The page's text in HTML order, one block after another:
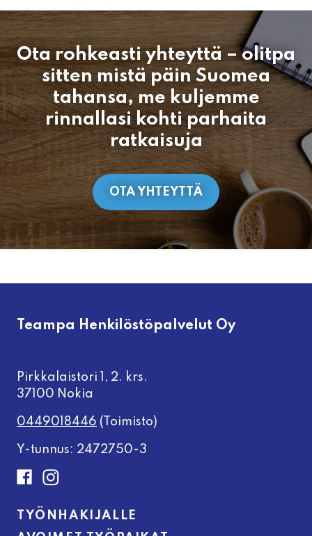
Ota rohkeasti yhteyttä – olitpa
sitten mistä päin Suomea
tahansa, me kuljemme
rinnallasi kohti parhaita
ratkaisuja
OTA YHTEYTTÄ
Teampa Henkilöstöpalvelut Oy
Pirkkalaistori 1, 2. krs.
37100 Nokia
0449018446 (Toimisto)
Y-tunnus: 2472750-3
TYÖNHAKIJALLE